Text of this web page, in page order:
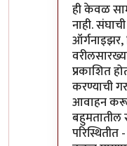
ही केवळ
नाही.
प्रकाशित
करण्याची
आवाहन